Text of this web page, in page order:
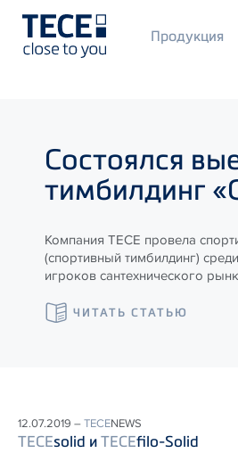
Main
Menü
Продукция
Состоялся
тимбилдинг
Компания ТЕСЕ провела
(спортивный тимбилдинг)
игроков сантехнического
ЧИТАТЬ СТАТЬЮ
12.07.2019 –TECENEWS
TECEsolid иTECEfilo-Solid